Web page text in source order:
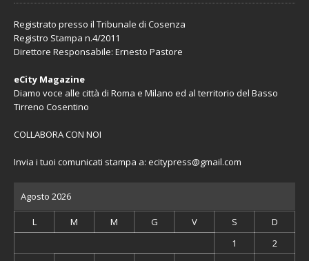
Registrato presso il Tribunale di Cosenza
Registro Stampa n.4/2011
Direttore Responsabile: Ernesto Pastore
eCity Magazine
Diamo voce alle città di Roma e Milano ed al territorio del Basso
Tirreno Cosentino
COLLABORA CON NOI
Invia i tuoi comunicati stampa a: ecitypress@gmail.com
Agosto 2026
L M M G V S
D
1
2